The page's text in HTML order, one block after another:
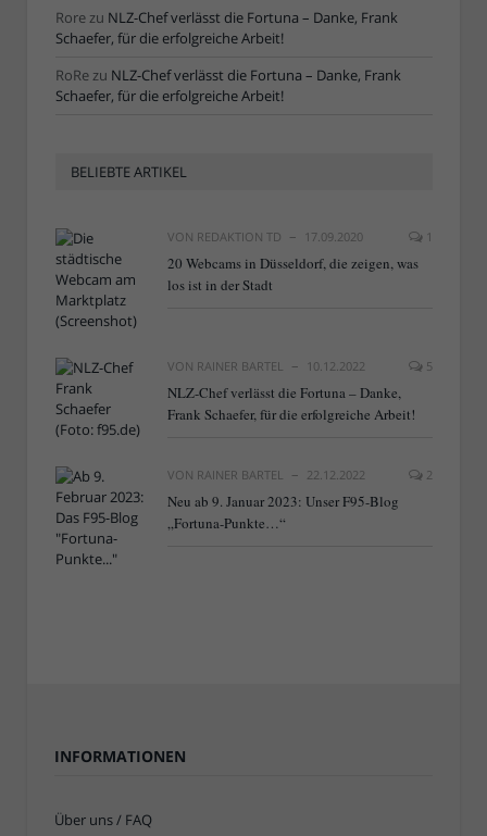
Rorezu NLZ-Chef verlässt die Fortuna – Danke, Frank
Schaefer, für die erfolgreiche Arbeit!
RoRezu NLZ-Chef verlässt die Fortuna – Danke, Frank
Schaefer, für die erfolgreiche Arbeit!
BELIEBTE ARTIKEL
VON REDAKTION TD 17.09.2020 1
20 Webcams in Düsseldorf, die zeigen, was
los ist in der Stadt
VON RAINER BARTEL 10.12.2022 5
NLZ-Chef verlässt die Fortuna – Danke,
Frank Schaefer, für die erfolgreiche Arbeit!
VON RAINER BARTEL 22.12.2022 2
Neu ab 9. Januar 2023: Unser F95-Blog
„Fortuna-Punkte…“
INFORMATIONEN
Über uns / FAQ